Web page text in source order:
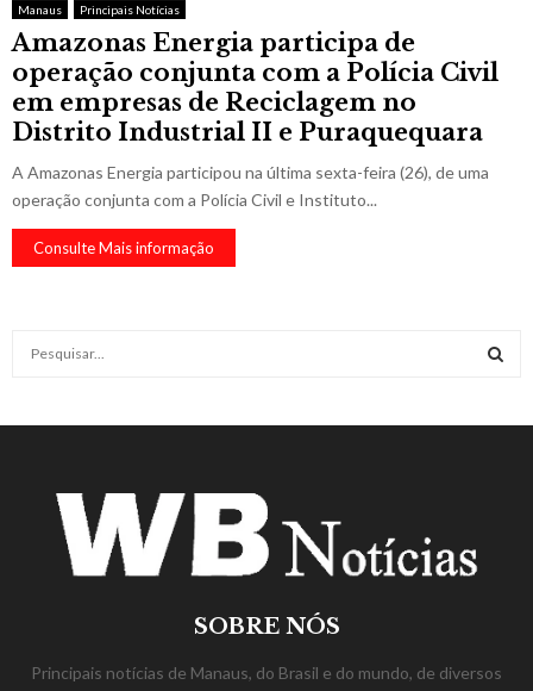
Manaus Principais Notícias
Amazonas Energia participa de
operação conjunta com a Polícia Civil
em empresas de Reciclagem no
Distrito Industrial II e Puraquequara
A Amazonas Energia participou na última sexta-feira (26), de uma
operação conjunta com a Polícia Civil e Instituto...
Consulte Mais informação
SOBRE NÓS
Principais notícias de Manaus, do Brasil e do mundo, de diversos